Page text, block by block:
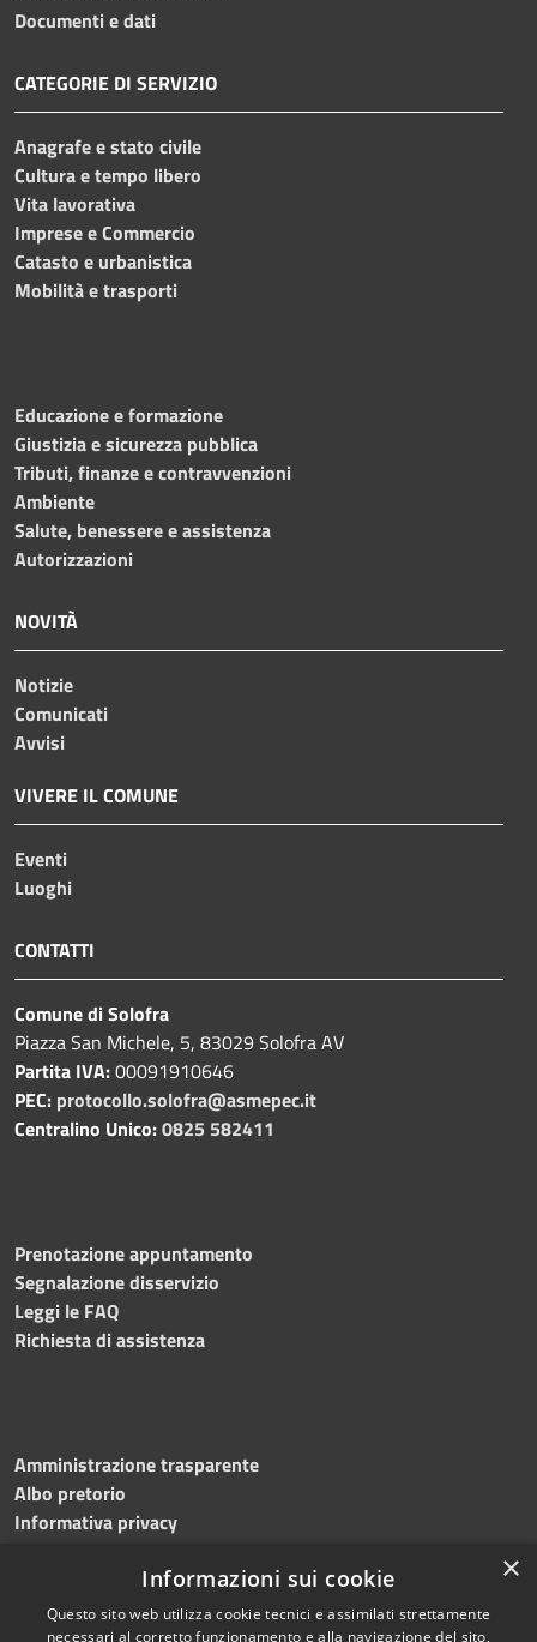
Documenti e dati
CATEGORIE DI SERVIZIO
Anagrafe e stato civile
Cultura e tempo libero
Vita lavorativa
Imprese e Commercio
Catasto e urbanistica
Mobilità e trasporti
Educazione e formazione
Giustizia e sicurezza pubblica
Tributi, finanze e contravvenzioni
Ambiente
Salute, benessere e assistenza
Autorizzazioni
NOVITÀ
Notizie
Comunicati
Avvisi
VIVERE IL COMUNE
Eventi
Luoghi
CONTATTI
Comune di Solofra
Piazza San Michele, 5, 83029 Solofra AV
Partita IVA:00091910646
PEC: protocollo.solofra@asmepec.it
Centralino Unico:0825 582411
Prenotazione appuntamento
Segnalazione disservizio
Leggi le FAQ
Richiesta di assistenza
Amministrazione trasparente
Albo pretorio
Informativa privacy
Dichiarazione di accessibilità
×
Informazioni sui cookie
Questo sito web utilizza cookie tecnici e assimilati strettamente
necessari al corretto funzionamento e alla navigazione del sito,